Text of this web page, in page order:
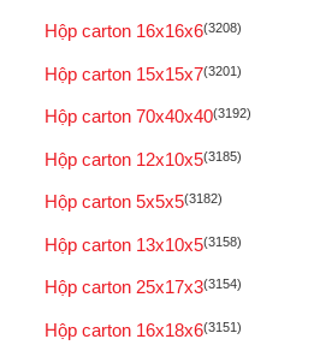
Hộp carton 16x16x6(3208)
Hộp carton 15x15x7(3201)
Hộp carton 70x40x40(3192)
Hộp carton 12x10x5(3185)
Hộp carton 5x5x5(3182)
Hộp carton 13x10x5(3158)
Hộp carton 25x17x3(3154)
Hộp carton 16x18x6(3151)